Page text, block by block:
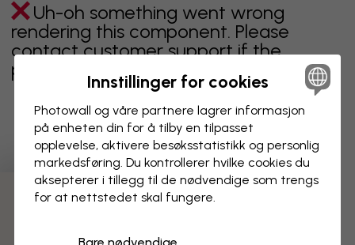
Uh-oh something went wrong
rendering this component. Please
contact customer support if the
problem persists.
Viser side 1 av 15 sider
Oppdag fleire kategoriar
Innstillinger for cookies
Photowall og våre partnere lagrer informasjon
på enheten din for å tilby en tilpasset
opplevelse, aktivere besøks­statistikk og personlig
markedsføring. Du kontrollerer hvilke cookies du
aksepterer i tillegg til de nødvendige som trengs
for at nettstedet skal fungere.